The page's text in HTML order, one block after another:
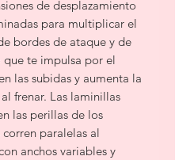
de desplazamiento
para multiplicar el
bordes de ataque y de
que te impulsa por el
las subidas y aumenta la
frenar. Las laminillas
las perillas de los
paralelas al
anchos variables y